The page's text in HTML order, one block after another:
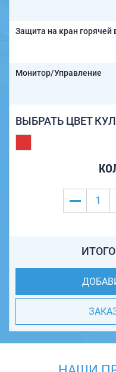
Защита на кран горячей
Монитор/Управление
ВЫБРАТЬ ЦВЕТ